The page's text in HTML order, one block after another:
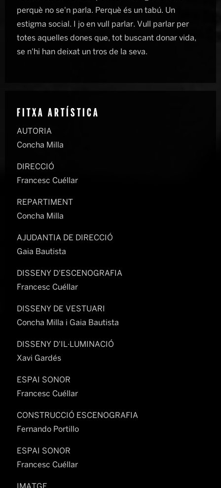
perquè no se'n parla. Perquè és un tabú. Un
estigma social. I jo en vull parlar. Vull parlar per
totes aquelles dones que, tot buscant donar vida,
se n'hi han deixat un tros de la seva.
FITXA ARTÍSTICA
AUTORIA
Concha Milla
DIRECCIÓ
Francesc Cuéllar
REPARTIMENT
Concha Milla
AJUDANTIA DE DIRECCIÓ
Gaia Bautista
DISSENY D'ESCENOGRAFIA
Francesc Cuéllar
DISSENY DE VESTUARI
Concha Milla i Gaia Bautista
DISSENY D'IL·LUMINACIÓ
Xavi Gardés
ESPAI SONOR
Francesc Cuéllar
CONSTRUCCIÓ ESCENOGRAFIA
Fernando Portillo
ESPAI SONOR
Francesc Cuéllar